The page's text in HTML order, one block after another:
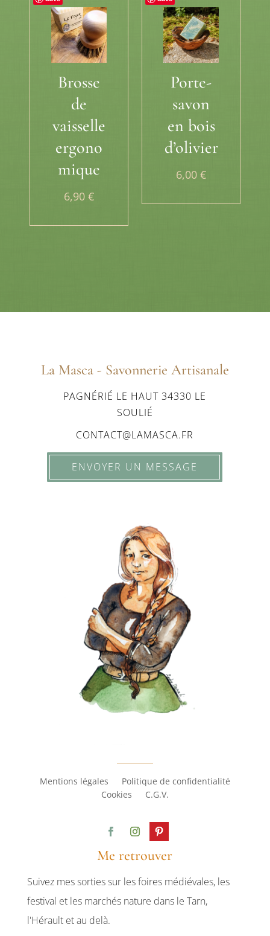
Brosse
de
vaisselle
ergono
mique
6,90 €
Porte-
savon
en bois
d’olivier
6,00€
La Masca - Savonnerie Artisanale
PAGNÉRIÉ LE HAUT 34330 LE
SOULIÉ
CONTACT@LAMASCA.FR
ENVOYER UN MESSAGE
Mentions légales
Politique de confidentialité
Cookies
C.G.V.
Me retrouver
Suivez mes sorties sur les foires médiévales, les
festival et les marchés nature dans le Tarn,
l'Hérault et au delà.